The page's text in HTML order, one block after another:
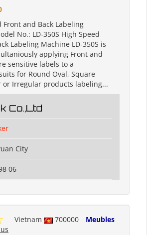
Front and Back Labeling
No.: LD-350S High Speed
Labeling Machine LD-350S is
applying Front and
sensitive labels to a
for Round Oval, Square
or Irregular products labeling...
Co.,Ltd
City
06
Vietnam 700000
Meubles